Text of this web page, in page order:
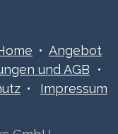
• Angebot
​​​und AGB •
• Impressum